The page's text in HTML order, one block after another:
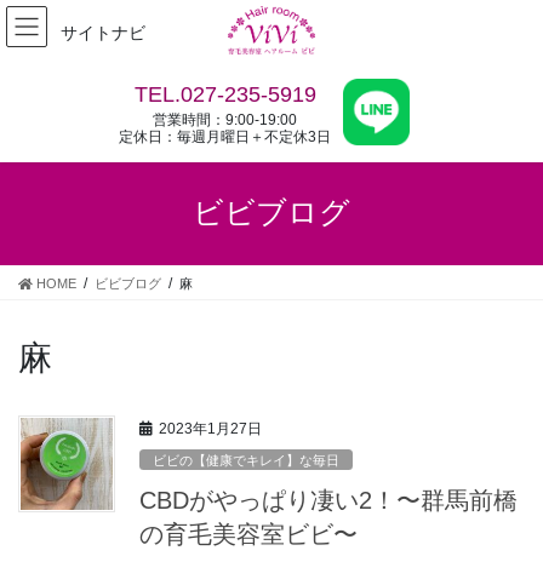
コ
ン
ス
ナ
ビ
ン
サイトナビ
TEL.027-235-5919
営業時間：9:00-19:00
定休日：毎週月曜日＋不定休3日
ビビブログ
HOME ビビブログ 麻
麻
2023年1月27日
ビビの【健康でキレイ】な毎日
CBDがやっぱり凄い2！〜群馬前橋
の育毛美容室ビビ〜